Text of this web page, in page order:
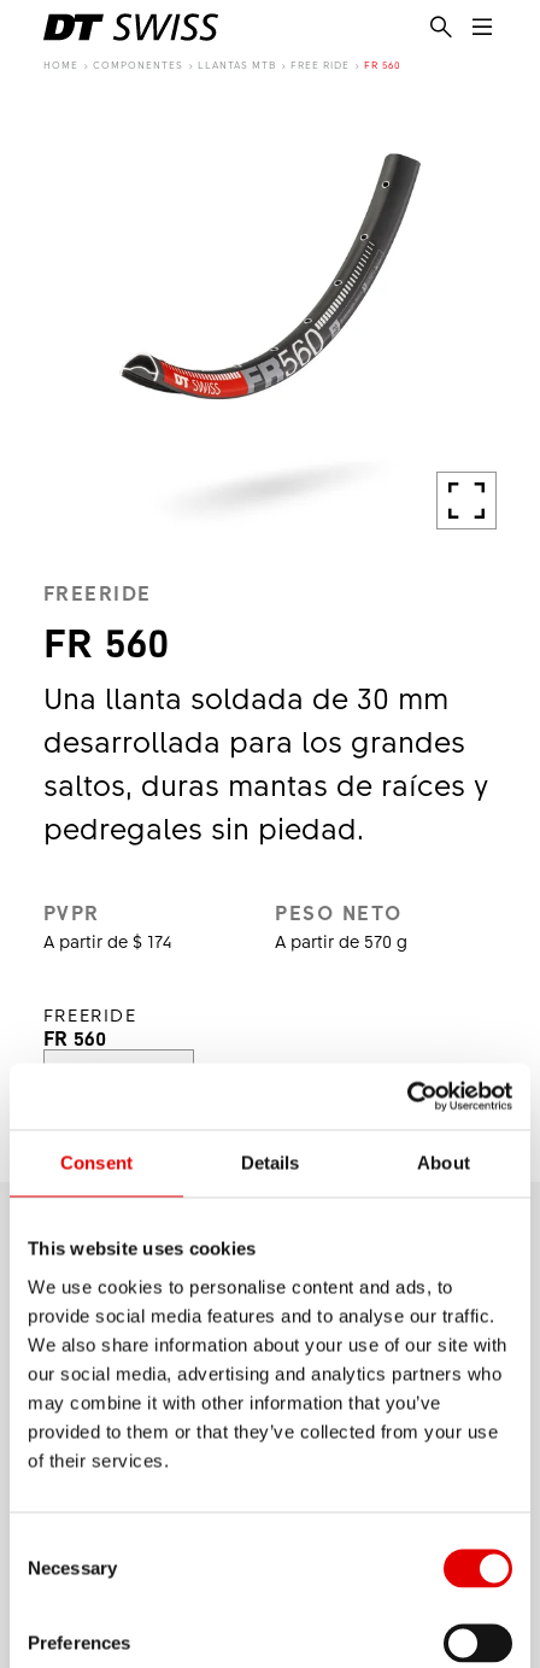
Consent Details About
This website uses cookies
We use cookies to personalise content and ads, to
provide social media features and to analyse our traffic.
We also share information about your use of our site with
our social media, advertising and analytics partners who
may combine it with other information that you’ve
provided to them or that they’ve collected from your use
of their services.
Necessary
Preferences
HOME COMPONENTES LLANTAS MTB FREE RIDE FR 560
FREERIDE
FR 560
Una llanta soldada de 30 mm
desarrollada para los grandes
saltos, duras mantas de raíces y
pedregales sin piedad.
PVPR
A partir de $ 174
PESO NETO
A partir de 570 g
FREERIDE
FR 560
modelo
Detalle producto
La FR560 ha sido construida para resistir a las
rocas más brutales, caminos llenos de raíces y
aterrizajes difíciles. Basado sobre un prototipo
probado en los campeonatos del mundo, el
producto final esta listo para ser probado por ti.
ofrece al neumático el apoyo necesario para
MATERIAL